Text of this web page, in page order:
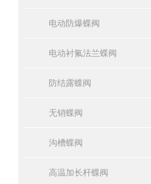
电动防爆蝶阀
电动衬氟法兰蝶阀
防结露蝶阀
无销蝶阀
沟槽蝶阀
高温加长杆蝶阀